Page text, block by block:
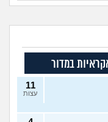
במדור
11
עצות